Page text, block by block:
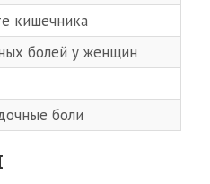
кишечника
болей у женщин
боли